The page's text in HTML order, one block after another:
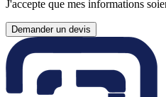
J'accepte que mes informations
Demander un devis